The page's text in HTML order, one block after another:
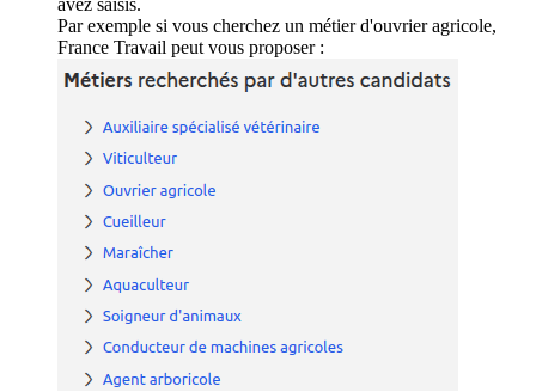
avez saisis.
Par exemple si vous cherchez un métier d'ouvrier agricole,
France Travail peut vous proposer :